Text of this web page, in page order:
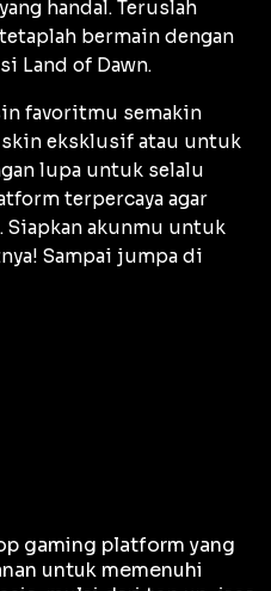
yang handal. Teruslah
bermain dengan
Land of Dawn.
favoritmu semakin
skin eksklusif atau untuk
lupa untuk selalu
terpercaya agar
Siapkan akunmu untuk
Sampai jumpa di
gaming platform yang
untuk memenuhi